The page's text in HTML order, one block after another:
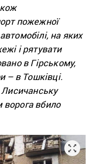
пожежної
на яких
і рятувати
в Гірському,
– в Тошківці.
ворога вбило